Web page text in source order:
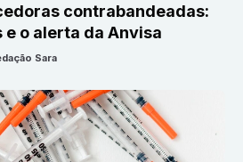
contrabandeadas:
o alerta da Anvisa
Sara